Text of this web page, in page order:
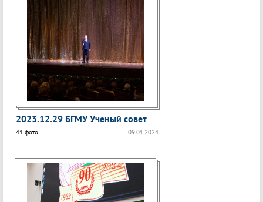
2023.12.29 БГМУ Ученый совет
09.01.2024
41 фото